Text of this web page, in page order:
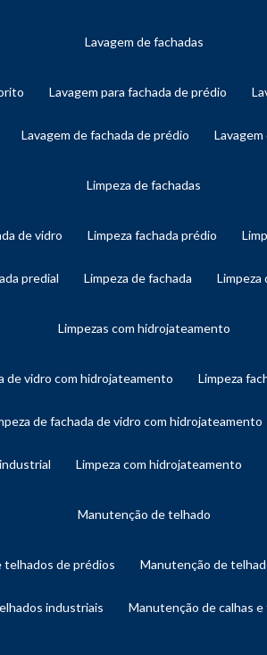
lavagem de fachadas
lavagem para fachada de prédio
lavagem de fachada de prédio
limpeza de fachadas
de vidro limpeza fachada prédio
predial limpeza de fachada
limpezas com hidrojateamento
de vidro com hidrojateamento limpeza
de fachada de vidro com hidrojateamento
limpeza com hidrojateamento
manutenção de telhado
telhados de prédios manutenção de
industriais manutenção de calhas